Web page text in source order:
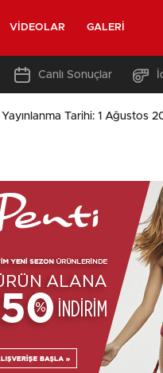
VIDEOLAR GALERI
Canlı Sonuçlar
Yayınlanma Tarihi: 1 Ağustos